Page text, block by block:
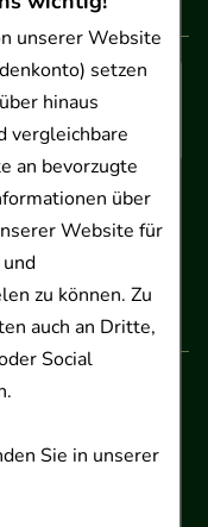
unserer Website
setzen
hinaus
vergleichbare
an bevorzugte
über
Website für
zu können. Zu
auch an Dritte,
Social
Sie in unserer
89 71 80 11